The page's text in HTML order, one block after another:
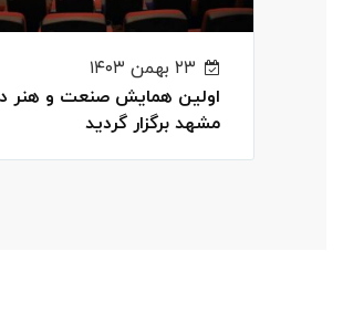
اولین همایش صنعت و هنر
مشهد برگزار گردید